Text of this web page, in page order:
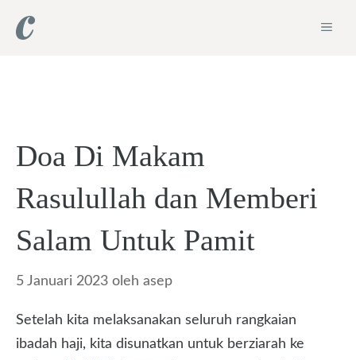
Doa Di Makam
Rasulullah dan Memberi
Salam Untuk Pamit
5 Januari 2023 oleh asep
Setelah kita melaksanakan seluruh rangkaian
ibadah haji, kita disunatkan untuk berziarah ke